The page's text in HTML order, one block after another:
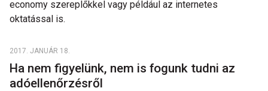
economy szereplőkkel vagy például az internetes
oktatással is.
2017. JANUÁR 18.
Ha nem figyelünk, nem is fogunk tudni az
adóellenőrzésről